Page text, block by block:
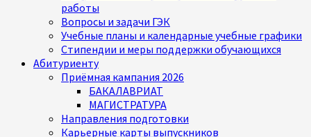
работы
Вопросы и задачи ГЭК
Учебные планы и календарные учебные графики
Стипендии и меры поддержки обучающихся
Абитуриенту
Приёмная кампания 2026
БАКАЛАВРИАТ
МАГИСТРАТУРА
Направления подготовки
Карьерные карты выпускников